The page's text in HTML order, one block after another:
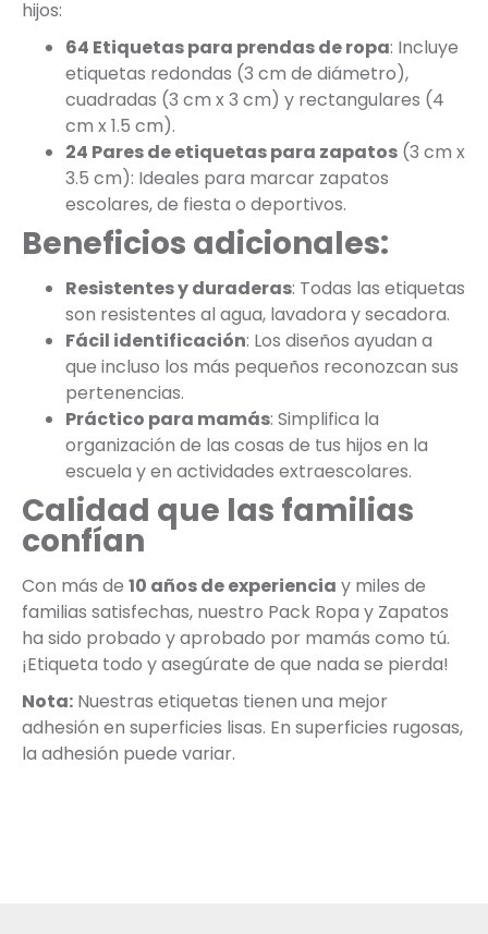
hijos:
64 Etiquetas para prendas de ropa: Incluye
etiquetas redondas (3 cm de diámetro),
cuadradas (3 cm x 3 cm) y rectangulares (4
cm x 1.5 cm).
24 Pares de etiquetas para zapatos (3 cm x
3.5 cm): Ideales para marcar zapatos
escolares, de fiesta o deportivos.
Beneficios adicionales:
Resistentes y duraderas: Todas las etiquetas
son resistentes al agua, lavadora y secadora.
Fácil identificación: Los diseños ayudan a
que incluso los más pequeños reconozcan sus
pertenencias.
Práctico para mamás: Simplifica la
organización de las cosas de tus hijos en la
escuela y en actividades extraescolares.
Calidad que las familias
confían
Con más de 10 años de experiencia y miles de
familias satisfechas, nuestro Pack Ropa y Zapatos
ha sido probado y aprobado por mamás como tú.
¡Etiqueta todo y asegúrate de que nada se pierda!
Nota: Nuestras etiquetas tienen una mejor
adhesión en superficies lisas. En superficies rugosas,
la adhesión puede variar.